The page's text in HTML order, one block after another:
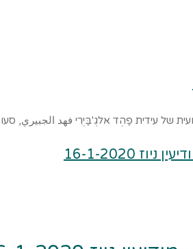
של עידית פַהְד אלגֻ'בַּיְרִי فهد الجبيري,